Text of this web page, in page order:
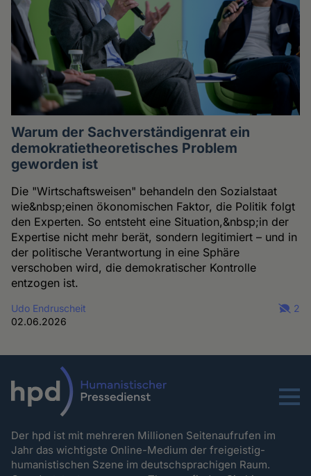
Warum der Sachverständigenrat ein
demokratietheoretisches Problem
geworden ist
Die "Wirtschaftsweisen" behandeln den Sozialstaat
wie&nbsp;einen ökonomischen Faktor, die Politik folgt
den Experten. So entsteht eine Situation,&nbsp;in der
Expertise nicht mehr berät, sondern legitimiert – und in
der politische Verantwortung in eine Sphäre
verschoben wird, die demokratischer Kontrolle
entzogen ist.
Udo Endruscheit
02.06.2026
2
Menu
Der hpd ist mit mehreren Millionen Seitenaufrufen im
Jahr das wichtigste Online-Medium der freigeistig-
humanistischen Szene im deutschsprachigen Raum.